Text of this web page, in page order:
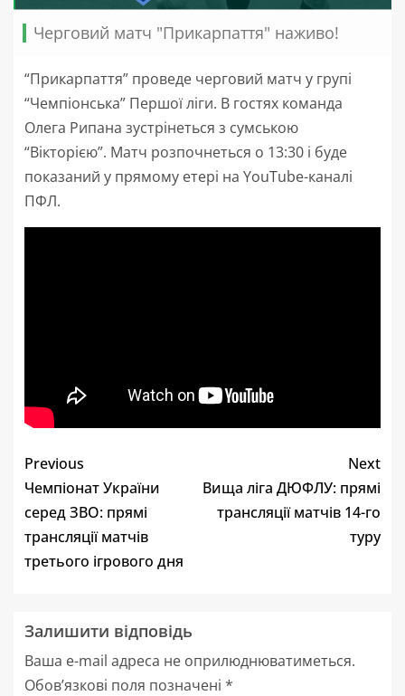
Черговий матч "Прикарпаття" наживо!
“Прикарпаття” проведе черговий матч у групі
“Чемпіонська” Першої ліги. В гостях команда
Олега Рипана зустрінеться з сумською
“Вікторією”. Матч розпочнеться о 13:30 і буде
показаний у прямому етері на YouTube-каналі
ПФЛ.
Previous
Чемпіонат України
серед ЗВО: прямі
трансляції матчів
третього ігрового дня
Next
Вища ліга ДЮФЛУ: прямі
трансляції матчів 14-го
туру
Залишити відповідь
Ваша e-mail адреса не оприлюднюватиметься.
Обов’язкові поля позначені *